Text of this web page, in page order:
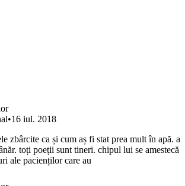
•16 iul. 2018
zbârcite ca și cum aș fi stat prea mult în apă. a
toți poeții sunt tineri. chipul lui se amestecă
ale pacienților care au